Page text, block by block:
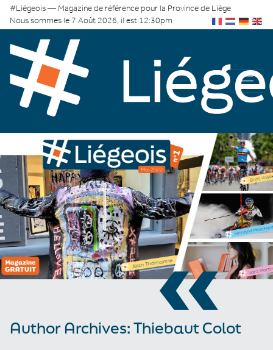
#Liégeois — Magazine de référence pour la Province de Liège
Nous sommes le 7 Août 2026, il est 12:30pm
«
Author Archives: Thiebaut Colot